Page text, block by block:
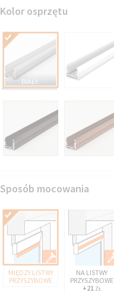
Kolor osprzętu
BIAŁY
Sposób mocowania
MIĘDZY LISTWY
PRZYSZYBOWE
NA LISTWY
PRZYSZYBOWE
+21ZŁ